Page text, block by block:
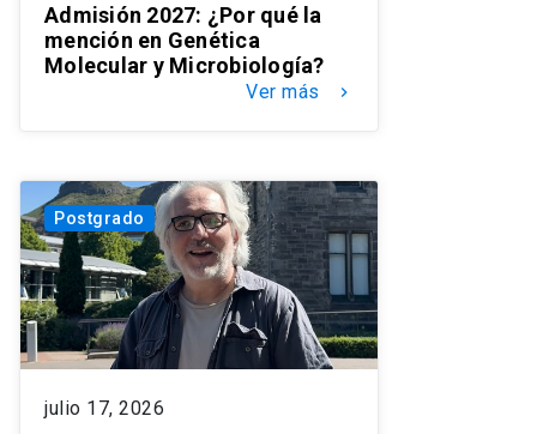
Admisión 2027: ¿Por qué la
mención en Genética
Molecular y Microbiología?
Ver más keyboard_arrow_right
Postgrado
julio 17, 2026